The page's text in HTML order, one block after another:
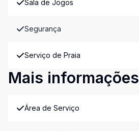
Sala de Jogos
Segurança
Serviço de Praia
Mais informações
Área de Serviço